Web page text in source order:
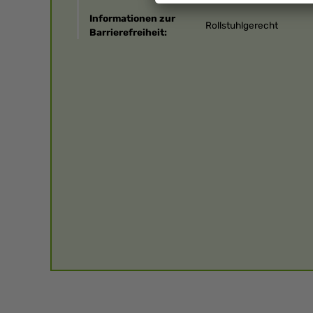
Informationen zur
Barrierefreiheit:
Rollstuhlgerecht